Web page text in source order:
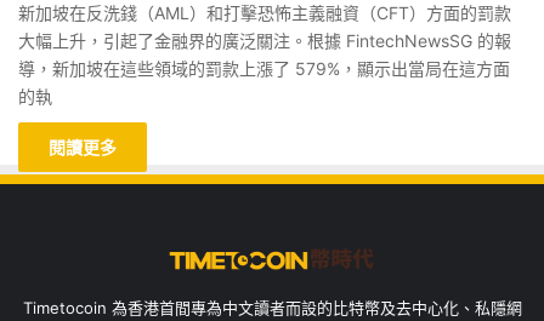
新加坡在反洗錢（AML）和打擊恐怖主義融資（CFT）方面的罰款
大幅上升，引起了金融界的廣泛關注。根據 FintechNewsSG 的報
導，新加坡在這些領域的罰款上漲了 579%，顯示出當局在這方面
的執
閱讀更多
Timetocoin 為香港首間專為中文讀者而設的比特幣及去中心化、私隱網